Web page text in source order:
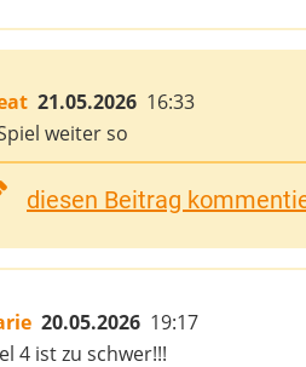
21.05.2026 16:33
weiter so
diesen Beitrag
20.05.2026 19:17
4 ist zu schwer!!!